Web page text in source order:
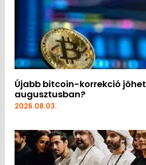
Újabb bitcoin-korrekció jöhet
augusztusban?
2026.08.03.